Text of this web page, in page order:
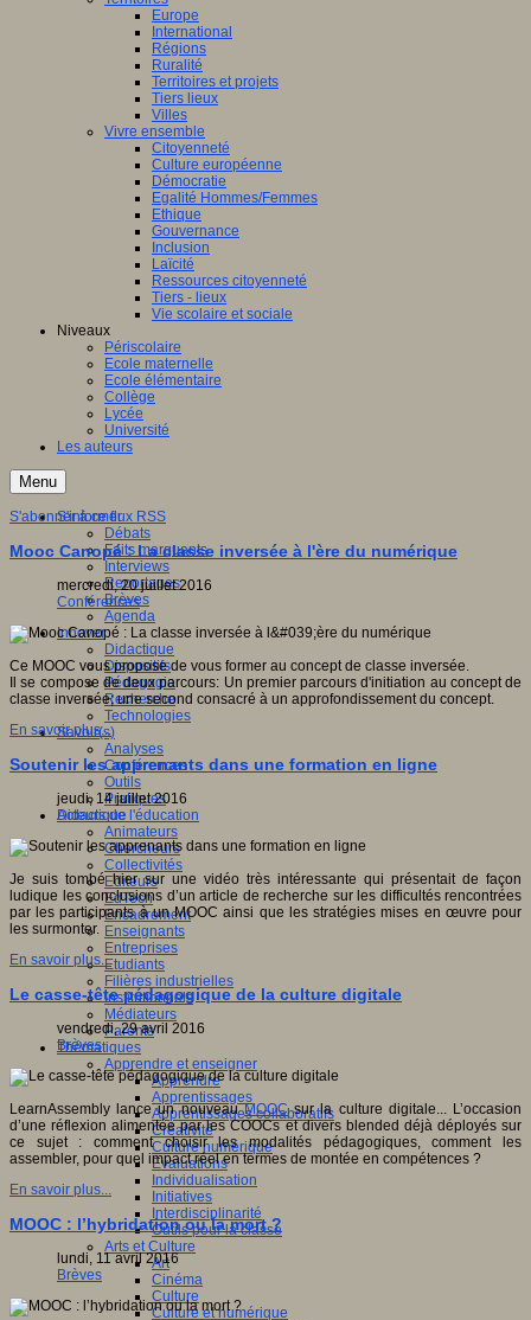
Europe
International
Régions
Ruralité
Territoires et projets
Tiers lieux
Villes
Vivre ensemble
Citoyenneté
Culture européenne
Démocratie
Egalité Hommes/Femmes
Ethique
Gouvernance
Inclusion
Laïcité
Ressources citoyenneté
Tiers - lieux
Vie scolaire et sociale
Niveaux
Périscolaire
Ecole maternelle
Ecole élémentaire
Collège
Lycée
Université
Les auteurs
Menu
S'informer
Débats
Faits marquants
Interviews
Reportages
Brèves
Agenda
Innover
Didactique
Dispositifs
Pédagogie
Recherche
Technologies
Savoir(s)
Analyses
Conférences
Outils
Pratiques
Acteurs de l'éducation
Animateurs
Chercheurs
Collectivités
Editeurs
EdTech
Encadrement
Enseignants
Entreprises
Etudiants
Filières industrielles
Institutionnels
Médiateurs
Parents
Thématiques
Apprendre et enseigner
Apprendre
Apprentissages
Apprentissages collaboratifs
Créativité
Culture numérique
Evaluations
Individualisation
Initiatives
Interdisciplinarité
Outils pour la classe
Arts et Culture
Art
Cinéma
Culture
Culture et numérique
S'abonner à ce flux RSS
Mooc Canopé : La classe inversée à l'ère du numérique
mercredi, 20 juillet 2016
Conférences
Ce MOOC vous propose de vous former au concept de classe inversée.
Il se compose de deux parcours: Un premier parcours d'initiation au concept de
classe inversée; une second consacré à un approfondissement du concept.
En savoir plus...
Soutenir les apprenants dans une formation en ligne
jeudi, 14 juillet 2016
Didactique
Je suis tombé hier sur une vidéo très intéressante qui présentait de façon
ludique les conclusions d’un article de recherche sur les difficultés rencontrées
par les participants à un MOOC ainsi que les stratégies mises en œuvre pour
les surmonter.
En savoir plus...
Le casse-tête pédagogique de la culture digitale
vendredi, 29 avril 2016
Brèves
LearnAssembly lance un nouveauMOOCsur la culture digitale... L’occasion
d’une réflexion alimentée par les COOCs et divers blended déjà déployés sur
ce sujet : comment choisir les modalités pédagogiques, comment les
assembler, pour quel impact réel en termes de montée en compétences ?
En savoir plus...
MOOC : l’hybridation ou la mort ?
lundi, 11 avril 2016
Brèves